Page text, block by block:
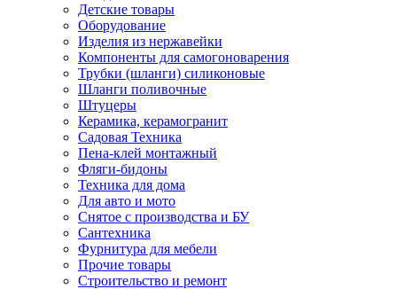
Детские товары
Оборудование
Изделия из нержавейки
Компоненты для самогоноварения
Трубки (шланги) силиконовые
Шланги поливочные
Штуцеры
Керамика, керамогранит
Садовая Техника
Пена-клей монтажный
Фляги-бидоны
Техника для дома
Для авто и мото
Снятое с производства и БУ
Сантехника
Фурнитура для мебели
Прочие товары
Строительство и ремонт